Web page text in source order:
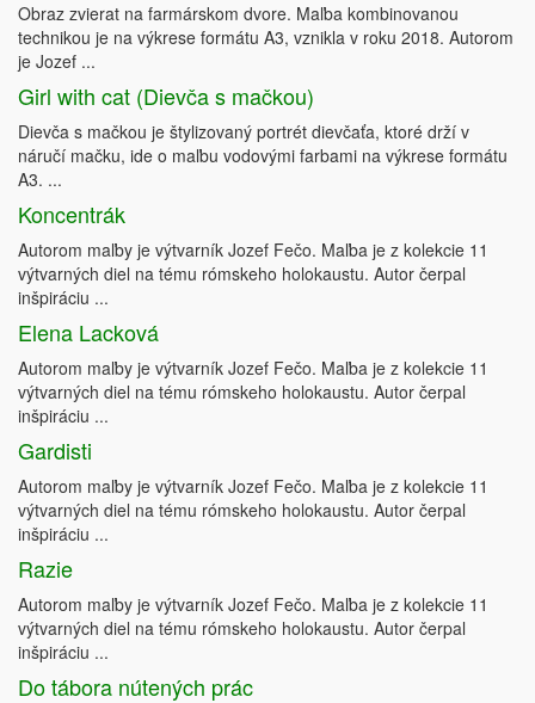
Obraz zvierat na farmárskom dvore. Maľba kombinovanou
technikou je na výkrese formátu A3, vznikla v roku 2018. Autorom
je Jozef ...
Girl with cat (Dievča s mačkou)
Dievča s mačkou je štylizovaný portrét dievčaťa, ktoré drží v
náručí mačku, ide o maľbu vodovými farbami na výkrese formátu
A3. ...
Koncentrák
Autorom maľby je výtvarník Jozef Fečo. Maľba je z kolekcie 11
výtvarných diel na tému rómskeho holokaustu. Autor čerpal
inšpiráciu ...
Elena Lacková
Autorom maľby je výtvarník Jozef Fečo. Maľba je z kolekcie 11
výtvarných diel na tému rómskeho holokaustu. Autor čerpal
inšpiráciu ...
Gardisti
Autorom maľby je výtvarník Jozef Fečo. Maľba je z kolekcie 11
výtvarných diel na tému rómskeho holokaustu. Autor čerpal
inšpiráciu ...
Razie
Autorom maľby je výtvarník Jozef Fečo. Maľba je z kolekcie 11
výtvarných diel na tému rómskeho holokaustu. Autor čerpal
inšpiráciu ...
Do tábora nútených prác